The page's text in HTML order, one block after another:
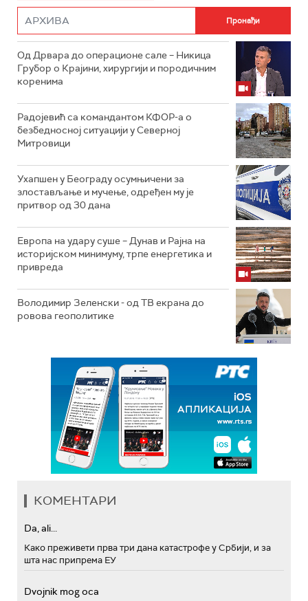
Од Дрвара до операционе сале – Никица
Грубор о Крајини, хирургији и породичним
коренима
Радојевић са командантом КФОР-а о
безбедносној ситуацији у Северној
Митровици
Ухапшен у Београду осумњичени за
злостављање и мучење, одређен му је
притвор од 30 дана
Европа на удару суше – Дунав и Рајна на
историјском минимуму, трпе енергетика и
привреда
Володимир Зеленски - од ТВ екрана до
ровова геополитике
КОМЕНТАРИ
Da, ali...
Како преживети прва три дана катастрофе у Србији, и за
шта нас припрема ЕУ
Dvojnik mog oca